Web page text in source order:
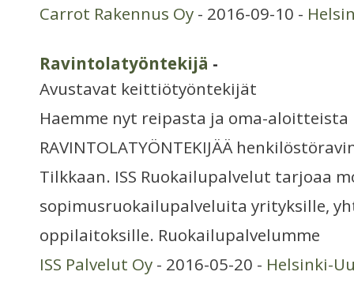
Carrot Rakennus Oy - 2016-09-10 -
Ravintolatyöntekijä -
Avustavat keittiötyöntekijät
Haemme nyt reipasta ja oma-aloitteista
RAVINTOLATYÖNTEKIJÄÄ
Tilkkaan. ISS Ruokailupalvelut tarjoaa
sopimusruokailupalveluita yrityksille,
oppilaitoksille. Ruokailupalvelumme
ISS Palvelut Oy - 2016-05-20 - Helsinki-